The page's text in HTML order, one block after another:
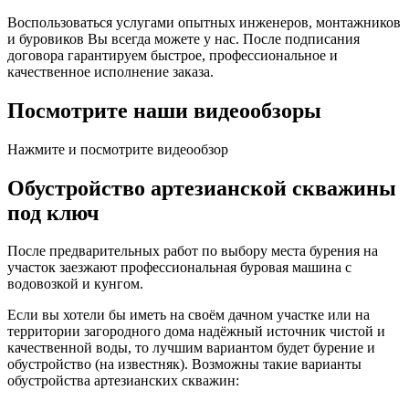
Воспользоваться услугами опытных инженеров, монтажников
и буровиков Вы всегда можете у нас. После подписания
договора гарантируем быстрое, профессиональное и
качественное исполнение заказа.
Посмотрите наши видеообзоры
Нажмите и посмотрите видеообзор
Обустройство артезианской скважины
под ключ
После предварительных работ по выбору места бурения на
участок заезжают профессиональная буровая машина с
водовозкой и кунгом.
Если вы хотели бы иметь на своём дачном участке или на
территории загородного дома надёжный источник чистой и
качественной воды, то лучшим вариантом будет бурение и
обустройство (на известняк). Возможны такие варианты
обустройства артезианских скважин: